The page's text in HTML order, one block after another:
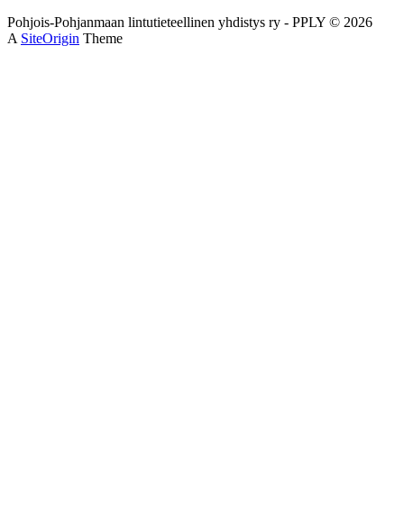
Pohjois-Pohjanmaan lintutieteellinen yhdistys ry - PPLY © 2026
A SiteOrigin Theme